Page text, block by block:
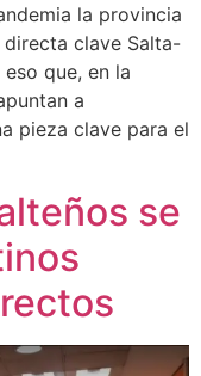
la provincia
clave Salta-
que, en la
a
pieza clave para el
se